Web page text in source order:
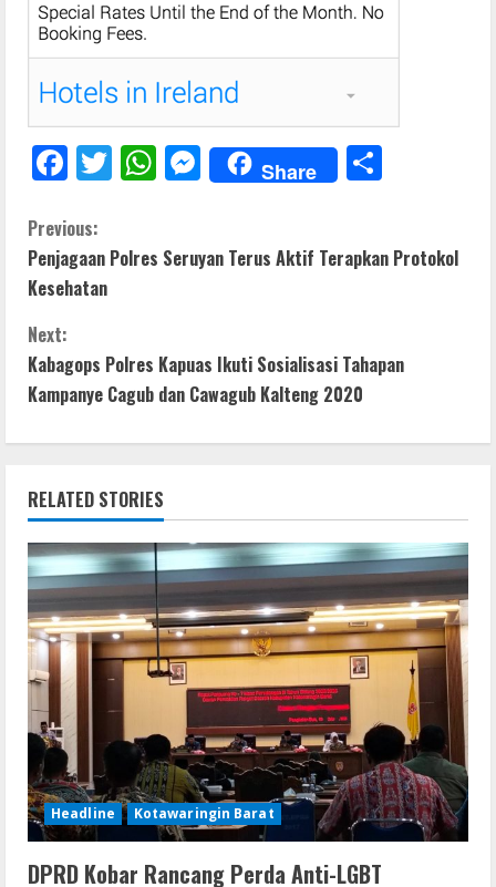
F
e
b
o
k
T
er
W
s
p
M
e
e
er
Share
e
C
o
n
t
u
e
R
e
a
d
i
n
Previous:
Penjagaan Polres Seruyan Terus Aktif Terapkan Protokol
Kesehatan
Next:
Kabagops Polres Kapuas Ikuti Sosialisasi Tahapan
Kampanye Cagub dan Cawagub Kalteng 2020
RELATED STORIES
Headline Kotawaringin Barat
DPRD Kobar Rancang Perda Anti-LGBT